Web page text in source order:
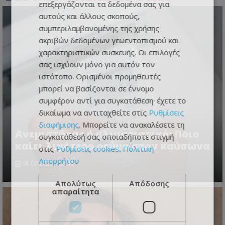
Ανεμιστήρας ή κλιματιστικό; Ποιο
καίει λιγότερο ρεύμα στον καύσωνα
08.08.2026 - 23:44
επεξεργάζονται τα δεδομένα σας για
αυτούς και άλλους σκοπούς,
συμπεριλαμβανομένης της χρήσης
ακριβών δεδομένων γεωεντοπισμού και
χαρακτηριστικών συσκευής. Οι επιλογές
σας ισχύουν μόνο για αυτόν τον
ιστότοπο. Ορισμένοι προμηθευτές
μπορεί να βασίζονται σε έννομο
συμφέρον αντί για συγκατάθεση· έχετε το
δικαίωμα να αντιταχθείτε στις Ρυθμίσεις
διαφήμισης. Μπορείτε να ανακαλέσετε τη
συγκατάθεσή σας οποιαδήποτε στιγμή
στις Ρυθμίσεις cookies. Πολιτική
Απορρήτου
Απολύτως
απαραίτητα
Απόδοσης